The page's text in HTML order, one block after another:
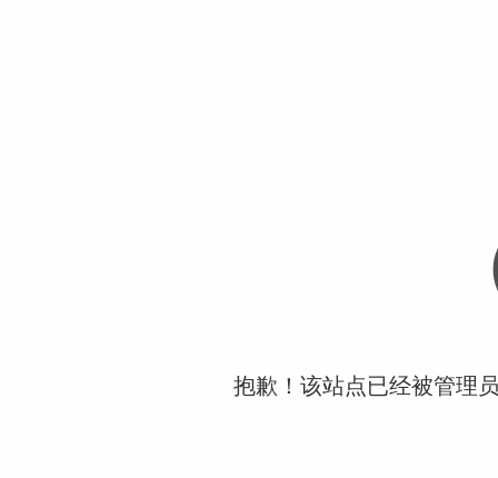
抱歉！该站点已经被管理